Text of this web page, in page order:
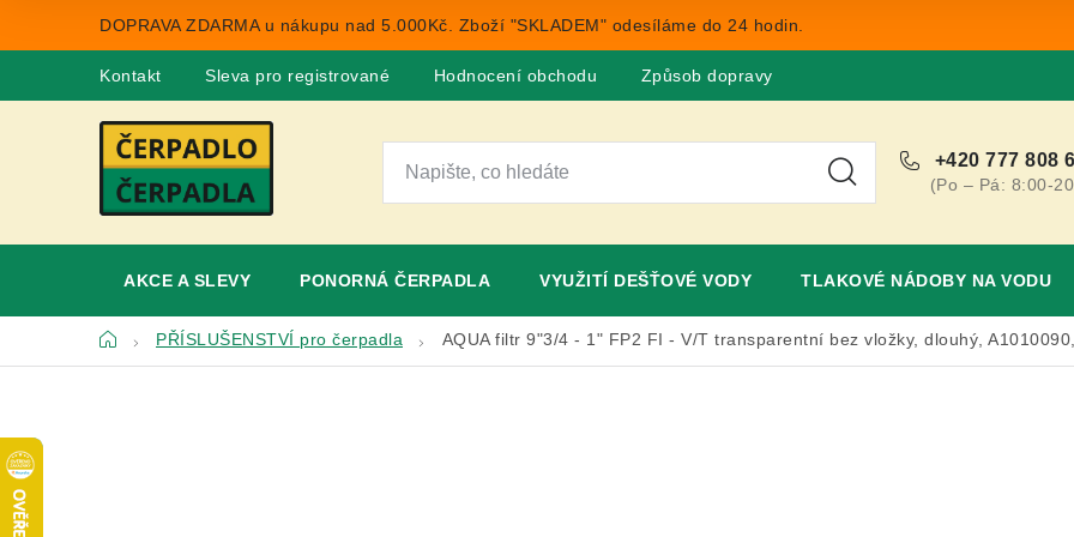
DOPRAVA ZDARMA u nákupu nad 5.000Kč. Zboží "SKLADEM" odesíláme do 24 hodin.
Kontakt Sleva pro registrované Hodnocení obchodu Způsob dopravy
+420 777 808
(Po – Pá: 8:00-
AKCE A SLEVY PONORNÁ ČERPADLA VYUŽITÍ DEŠŤOVÉ VODY TLAKOVÉ NÁDOBY NA VODU
DomůPŘÍSLUŠENSTVÍ pro čerpadla AQUA filtr 9"3/4 - 1" FP2 FI - V/T transparentní bez vložky, dlouhý,